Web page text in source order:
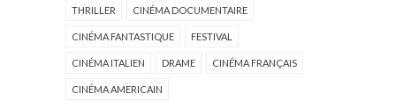
THRILLER CINÉMA DOCUMENTAIRE
CINÉMA FANTASTIQUE FESTIVAL
CINÉMA ITALIEN DRAME CINÉMA FRANÇAIS
CINÉMA AMERICAIN